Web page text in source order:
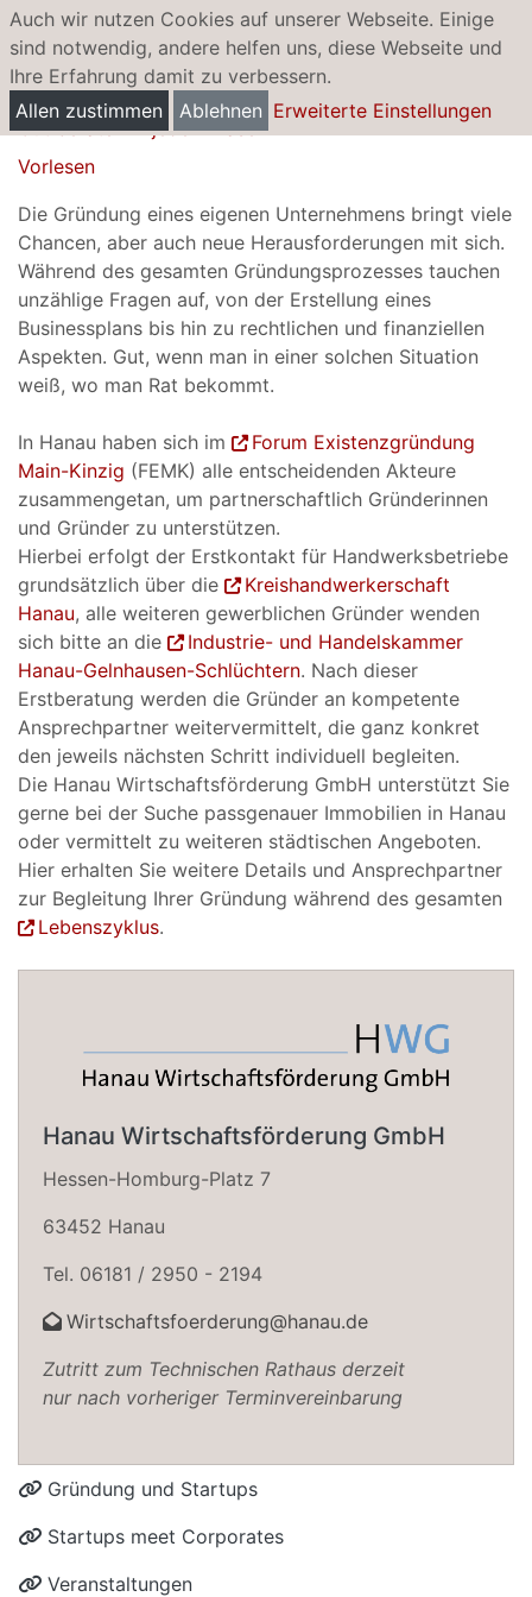
Auch wir nutzen Cookies auf unserer Webseite. Einige
sind notwendig, andere helfen uns, diese Webseite und
Ihre Erfahrung damit zu verbessern.
Allen zustimmen
Ablehnen Erweiterte Einstellungen
Forum Existenzgründung Main-Kinzig
Gut beraten in jeder Phase
Vorlesen
Die Gründung eines eigenen Unternehmens bringt viele
Chancen, aber auch neue Herausforderungen mit sich.
Während des gesamten Gründungsprozesses tauchen
unzählige Fragen auf, von der Erstellung eines
Businessplans bis hin zu rechtlichen und finanziellen
Aspekten. Gut, wenn man in einer solchen Situation
weiß, wo man Rat bekommt.
In Hanau haben sich im
Forum Existenzgründung
Main-Kinzig (FEMK) alle entscheidenden Akteure
zusammengetan, um partnerschaftlich Gründerinnen
und Gründer zu unterstützen.
Hierbei erfolgt der Erstkontakt für Handwerksbetriebe
grundsätzlich über die
Kreishandwerkerschaft
Hanau, alle weiteren gewerblichen Gründer wenden
sich bitte an die
Industrie- und Handelskammer
Hanau-Gelnhausen-Schlüchtern. Nach dieser
Erstberatung werden die Gründer an kompetente
Ansprechpartner weitervermittelt, die ganz konkret
den jeweils nächsten Schritt individuell begleiten.
Die Hanau Wirtschaftsförderung GmbH unterstützt Sie
gerne bei der Suche passgenauer Immobilien in Hanau
oder vermittelt zu weiteren städtischen Angeboten.
Hier erhalten Sie weitere Details und Ansprechpartner
zur Begleitung Ihrer Gründung während des gesamten
Lebenszyklus.
Hanau Wirtschaftsförderung GmbH
Hessen-Homburg-Platz 7
63452 Hanau
Tel. 06181 / 2950 - 2194
Wirtschaftsfoerderung@hanau.de
Zutritt zum Technischen Rathaus derzeit
nur nach vorheriger Terminvereinbarung
Gründung und Startups
Startups meet Corporates
Veranstaltungen